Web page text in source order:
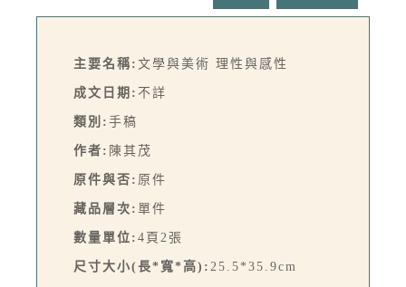
主要名稱: 文學與美術 理性與感性
成文日期: 不詳
類別: 手稿
作者: 陳其茂
原件與否: 原件
藏品層次: 單件
數量單位: 4頁2張
尺寸大小(長*寬*高): 25.5*35.9cm